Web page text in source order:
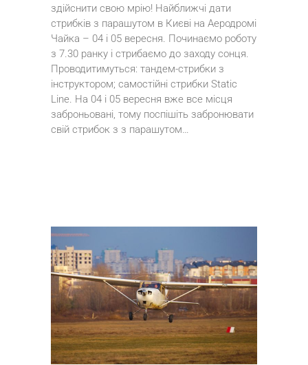
здійснити свою мрію! Найближчі дати
стрибків з парашутом в Києві на Аеродромі
Чайка – 04 і 05 вересня. Починаємо роботу
з 7.30 ранку і стрибаємо до заходу сонця.
Проводитимуться: тандем-стрибки з
інструктором; самостійні стрибки Static
Line. На 04 і 05 вересня вже все місця
заброньовані, тому поспішіть забронювати
свій стрибок з з парашутом…